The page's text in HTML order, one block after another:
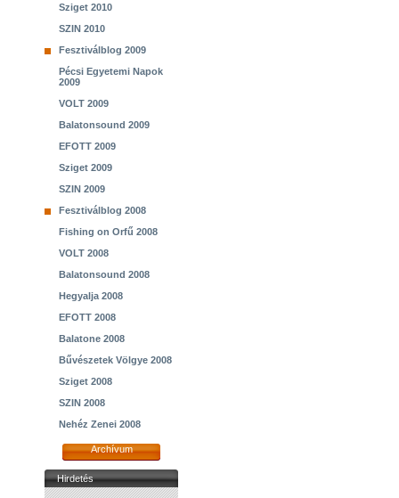
Sziget 2010
SZIN 2010
Fesztiválblog 2009
Pécsi Egyetemi Napok
2009
VOLT 2009
Balatonsound 2009
EFOTT 2009
Sziget 2009
SZIN 2009
Fesztiválblog 2008
Fishing on Orfű 2008
VOLT 2008
Balatonsound 2008
Hegyalja 2008
EFOTT 2008
Balatone 2008
Bűvészetek Völgye 2008
Sziget 2008
SZIN 2008
Nehéz Zenei 2008
Archívum
Hirdetés